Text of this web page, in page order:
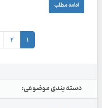
ادامه مطلب
۱ ۲
دسته بندی موضوعی: